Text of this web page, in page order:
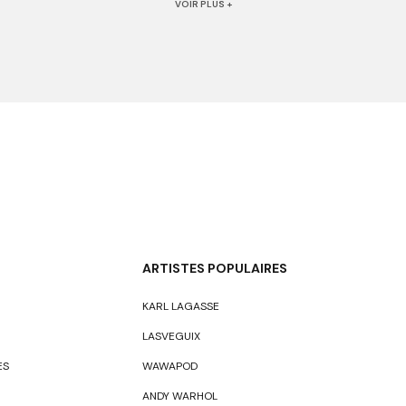
VOIR PLUS +
ARTISTES POPULAIRES
KARL LAGASSE
LASVEGUIX
WAWAPOD
ANDY WARHOL